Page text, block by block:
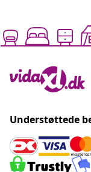
Understøttede